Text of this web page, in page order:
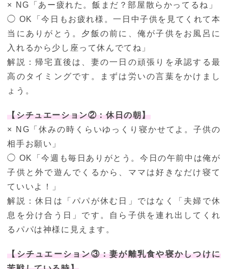
× NG「あー疲れた。飯まだ？部屋散らかってるね」
◯ OK「今日もお疲れ様。一日中子供を見てくれて本
当にありがとう。夕飯の前に、俺が子供をお風呂に
入れるから少し座って休んでてね」
解説：帰宅直後は、妻の一日の頑張りを承認する最
高のタイミングです。まずは労いの言葉をかけまし
ょう。
【シチュエーション②：休日の朝】
× NG「休みの時くらいゆっくり寝かせてよ。子供の
相手お願い」
◯ OK「今週も毎日ありがとう。今日の午前中は俺が
子供と外で遊んでくるから、ママは好きなだけ寝て
ていいよ！」
解説：休日は「パパが休む日」ではなく「夫婦で休
息を分け合う日」です。自ら子供を連れ出してくれ
るパパは神様に見えます。
【シチュエーション③：妻が離乳食や寝かしつけに